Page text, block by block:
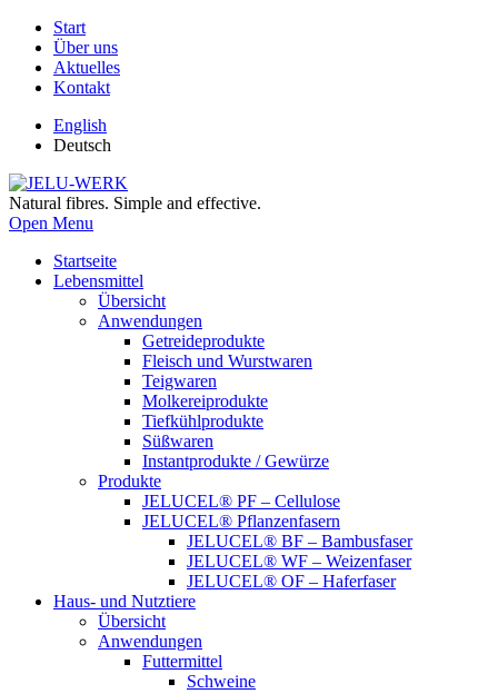
Start
Über uns
Aktuelles
Kontakt
English
Deutsch
Natural fibres. Simple and effective.
Open Menu
Startseite
Lebensmittel
Übersicht
Anwendungen
Getreideprodukte
Fleisch und Wurstwaren
Teigwaren
Molkereiprodukte
Tiefkühlprodukte
Süßwaren
Instantprodukte / Gewürze
Produkte
JELUCEL® PF – Cellulose
JELUCEL® Pflanzenfasern
JELUCEL® BF – Bambusfaser
JELUCEL® WF – Weizenfaser
JELUCEL® OF – Haferfaser
Haus- und Nutztiere
Übersicht
Anwendungen
Futtermittel
Schweine